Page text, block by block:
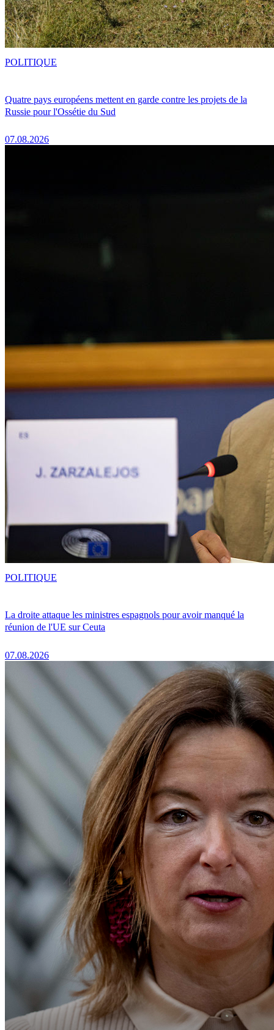
Quatre pays européens mettent en garde contre les projets de la
Russie pour l'Ossétie du Sud
07.08.2026
POLITIQUE
La droite attaque les ministres espagnols pour avoir manqué la
réunion de l'UE sur Ceuta
07.08.2026
POLITIQUE